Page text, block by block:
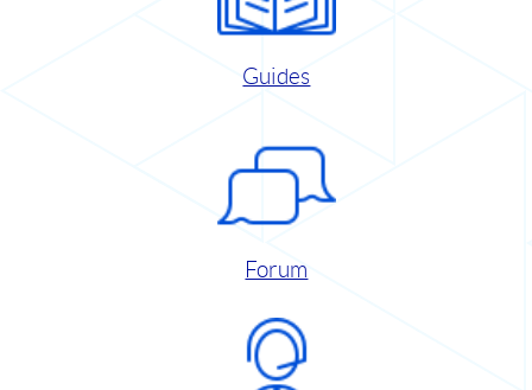
Guides
Forum